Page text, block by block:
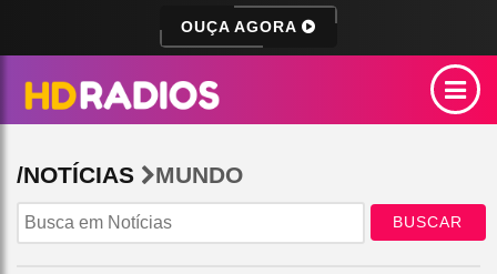
OUÇA AGORA
/NOTÍCIAS MUNDO
BUSCAR